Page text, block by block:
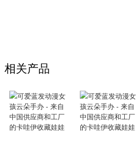
相关产品